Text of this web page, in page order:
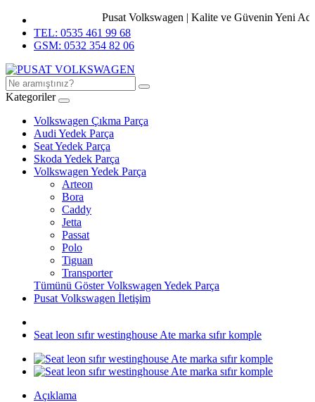
Pusat Volkswagen | Kalite ve Güvenin Yeni
TEL: 0535 461 99 68
GSM: 0532 354 82 06
Kategoriler
Volkswagen Çıkma Parça
Audi Yedek Parça
Seat Yedek Parça
Skoda Yedek Parça
Volkswagen Yedek Parça
Arteon
Bora
Caddy
Jetta
Passat
Polo
Tiguan
Transporter
Tümünü Göster Volkswagen Yedek Parça
Pusat Volkswagen İletişim
Seat leon sıfır westinghouse Ate marka sıfır komple
Açıklama